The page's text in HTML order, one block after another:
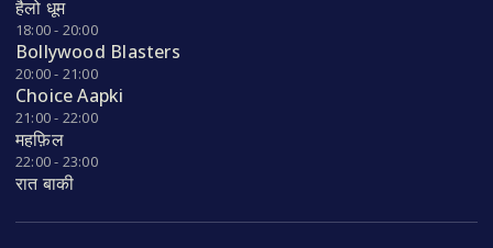
हैलो धूम
18:00 - 20:00
Bollywood Blasters
20:00 - 21:00
Choice Aapki
21:00 - 22:00
महफ़िल
22:00 - 23:00
रात बाकी